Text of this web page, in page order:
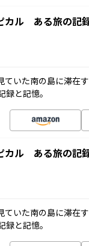
カル ある旅の記
ていた南の島に滞在
と記憶。
カル ある旅の記
ていた南の島に滞在
と記憶。